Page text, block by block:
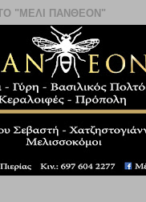
"ΜΕΛΙ ΠΑΝΘΕΟΝ"